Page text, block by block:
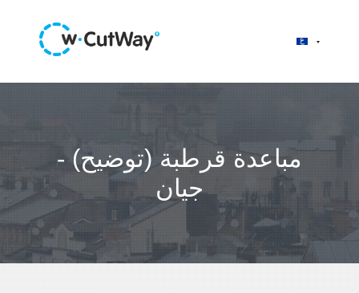
مباعدة قرطبة (توضيح) -
جيان